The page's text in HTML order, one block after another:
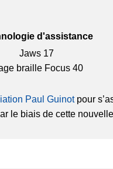
d'assistance
Jaws 17
braille Focus 40
Paul Guinotpour
le biais de cette